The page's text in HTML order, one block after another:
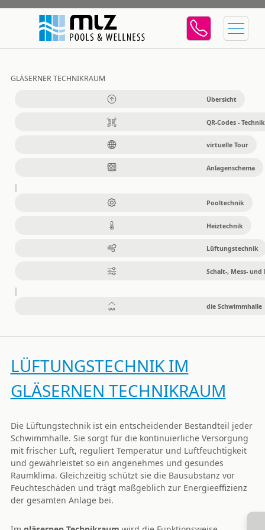
GLÄSERNER TECHNIKRAUM
Übersicht
QR-Codes -
virtuelle Tour
Anlagenschema
Pooltechnik
Heiztechnik
Lüftungstechnik
Schalt-, Mess-
die Schwimmhalle
LÜFTUNGSTECHNIK IM
GLÄSERNEN TECHNIKRAUM
Die Lüftungstechnik ist ein entscheidender Bestandteil jeder
Schwimmhalle. Sie sorgt für die kontinuierliche Versorgung
mit frischer Luft, reguliert Temperatur und Luftfeuchtigkeit
und gewährleistet so ein angenehmes und gesundes
Raumklima. Gleichzeitig schützt sie die Bausubstanz vor
Feuchteschäden und trägt maßgeblich zur Energieeffizienz
der gesamten Anlage bei.